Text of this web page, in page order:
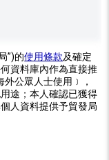
”)的使用條款及確定
資料庫內作為直接推
公眾人士使用﹞，
途；本人確認已獲得
人資料提供予貿發局